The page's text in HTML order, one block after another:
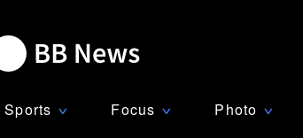
Sports ∨ Focus ∨ Photo ∨